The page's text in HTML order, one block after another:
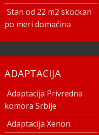
Stan od 22 m2 skockan
po meri domaćina
ADAPTACIJA
Adaptacija Privredna
komora Srbije
Adaptacija Xenon